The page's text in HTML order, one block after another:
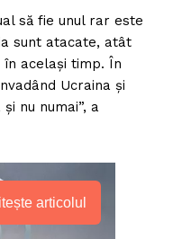
să fie unul rar este
sunt atacate, atât
același timp. În
Ucraina și
nu numai”, a
articolul